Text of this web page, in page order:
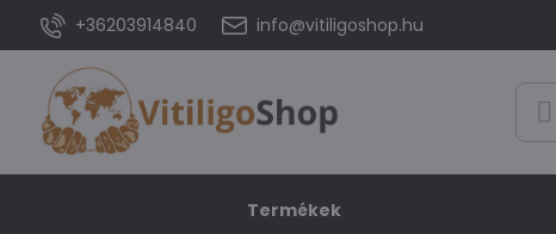
+36203914840 info@vitiligoshop.hu
Termékek